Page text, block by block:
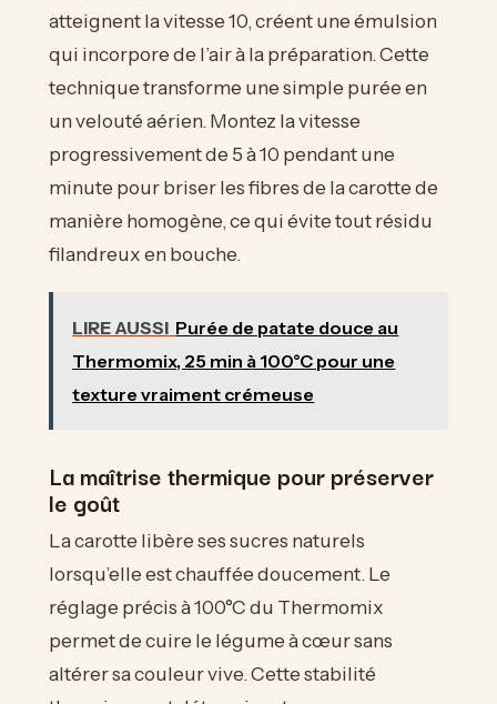
atteignent la vitesse 10, créent une émulsion
qui incorpore de l’air à la préparation. Cette
technique transforme une simple purée en
un velouté aérien. Montez la vitesse
progressivement de 5 à 10 pendant une
minute pour briser les fibres de la carotte de
manière homogène, ce qui évite tout résidu
filandreux en bouche.
LIRE AUSSI Purée de patate douce au
Thermomix, 25 min à 100°C pour une
texture vraiment crémeuse
La maîtrise thermique pour préserver
le goût
La carotte libère ses sucres naturels
lorsqu’elle est chauffée doucement. Le
réglage précis à 100°C du Thermomix
permet de cuire le légume à cœur sans
altérer sa couleur vive. Cette stabilité